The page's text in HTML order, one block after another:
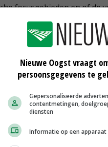
focusgebieden en of de
uitzonderlijke jaar. Dit is
Lodders.
aandacht gevraagd voor
De Europese
in verband met de
gevraagd of Nederland
Nieuwe Oogst vraagt
persoonsgegevens te
Gepersonaliseerde
contentmetingen,
diensten
Informatie op een